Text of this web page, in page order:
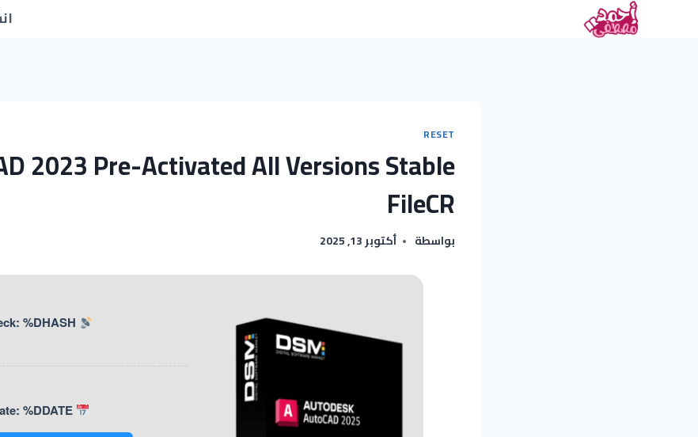
RESET
2023 Pre-Activated All Versions Stable
FileCR
بواسطة أكتوبر 13, 2025